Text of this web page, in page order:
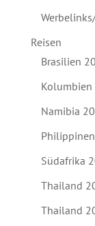
Reisen
Brasilien
Kolumbien
Namibia
Südafrika
Thailand
Thailand